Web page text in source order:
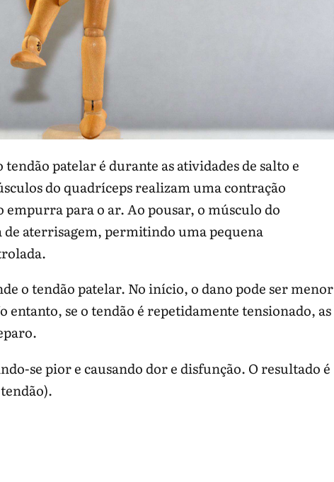
patelar é durante as atividades de salto e
do quadríceps realizam uma contração
para o ar. Ao pousar, o músculo do
aterrisagem, permitindo uma pequena
o tendão patelar. No início, o dano pode ser menor
entanto, se o tendão é repetidamente tensionado, as
se pior e causando dor e disfunção. O resultado é